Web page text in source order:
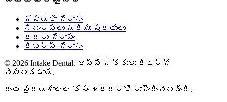
గోప్యతా విధానం
నిబంధనలు మరియు షరతులు
రద్దు విధానం
రిటర్న్ విధానం
© 2026 Intake Dental. అన్ని హక్కులు రిజర్వ్
చేయబడ్డాయి.
దంత వైద్యశాలల కోసం శ్రద్ధతో రూపొందించబడింది.